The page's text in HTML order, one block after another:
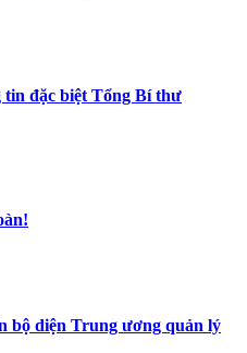
đặc biệt Tổng Bí thư
bộ diện Trung ương quản lý